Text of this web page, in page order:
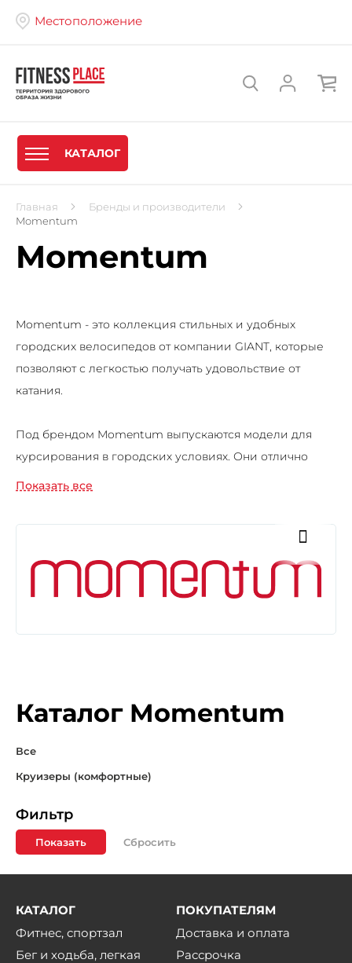
Местоположение
КАТАЛОГ
Главная
Бренды и производители
Momentum
Momentum
Momentum - это коллекция стильных и удобных
городских велосипедов от компании GIANT, которые
позволяют с легкостью получать удовольствие от
катания.
Под брендом Momentum выпускаются модели для
курсирования в городских условиях. Они отлично
сочетают в себе комфорт и функциональность с
Отличительными характеристиками велосипедов
гарантированное качество комплектующих;
функциональность; широкий модельный ряд;
Показать все
Каталог Momentum
Все
Круизеры (комфортные)
Фильтр
Показать
КАТАЛОГ
Фитнес, спортзал
Бег и ходьба, легкая
ПОКУПАТЕЛЯМ
Доставка и оплата
Рассрочка